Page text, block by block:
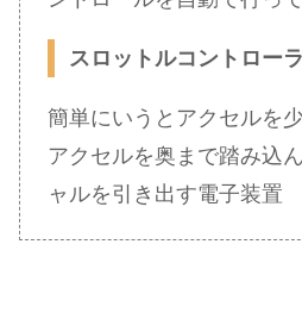
スロットルコントロー
簡単にいうとアクセルを
アクセルを奥まで踏み込
ャルを引き出す電子装置